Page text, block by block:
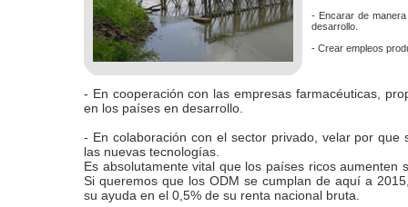
- Encarar de
desarrollo.
- Crear empleos
- En cooperación con las empresas farmacéuticas,
en los países en desarrollo.
- En colaboración con el sector privado, velar por que
las nuevas tecnologías.
Es absolutamente vital que los países ricos aumenten
Si queremos que los ODM se cumplan de aquí a
su ayuda en el 0,5% de su renta nacional bruta.